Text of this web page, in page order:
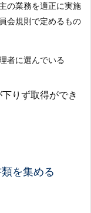
の業務を適正に実施
会規則で定めるもの
者に選んでいる
りず取得ができ
を集める